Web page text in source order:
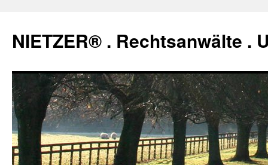
springen
NIETZER® . Rechtsanwälte .